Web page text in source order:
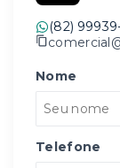
(82)
Nome
Telefone